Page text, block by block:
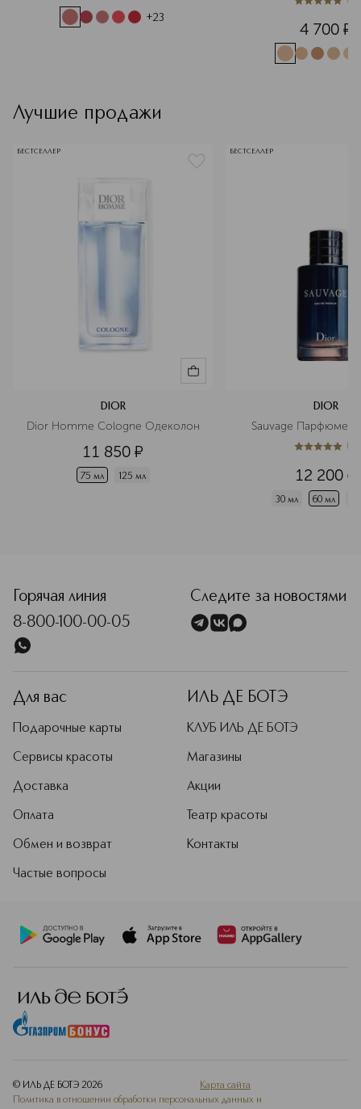
+23
5из 51
4 700 ¤
Лучшие продажи
БЕСТСЕЛЛЕР
DIOR
Dior Homme Cologne Одеколон
11 850 ¤
75 мл 125 мл
БЕСТСЕЛЛЕР
DIOR
Sauvage
5из 51 (
12 200 ¤
30 мл 60 мл
Горячая линия
8-800-100-00-05
Следите за новостями
Для вас
Подарочные карты
Сервисы красоты
Доставка
Оплата
Обмен и возврат
Частые вопросы
ИЛЬ ДЕ БОТЭ
КЛУБ ИЛЬ ДЕ БОТЭ
Магазины
Акции
Театр красоты
Контакты
© ИЛЬ ДЕ БОТЭ 2026
Карта сайта
Политика в отношении обработки персональных данных и